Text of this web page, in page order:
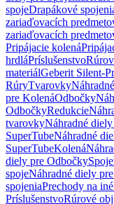
spojeDrapákové
zariaďovacích
zariaďovacích
Pripájacie kolená
hrdláPríslušenstvo
materiálGeberit Silent-
RúryTvarovky
pre KolenáOdbočky
OdbočkyRedukcie
tvarovkyNáhradné
SuperTubeNáhradné
SuperTubeKolená
diely pre Odbočky
spojeNáhradné diely
spojeniaPrechody na
PríslušenstvoRúrové